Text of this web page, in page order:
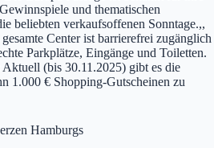
und thematischen
beliebten verkaufsoffenen Sonntage.,,
Center ist barrierefrei zugänglich
Parkplätze, Eingänge und Toiletten.
Aktuell (bis 30.11.2025) gibt es die
1.000 € Shopping-Gutscheinen zu
Hamburgs